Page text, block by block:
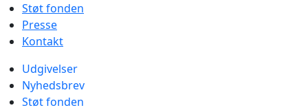
Støt fonden
Presse
Kontakt
Udgivelser
Nyhedsbrev
Støt fonden